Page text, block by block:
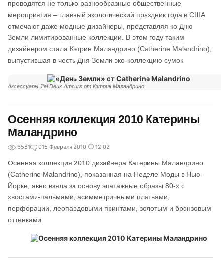
проводятся не только разнообразные общественные
мероприятия – главный экологический праздник года в США
отмечают даже модные дизайнеры, представляя ко Дню
Земли лимитированные коллекции. В этом году таким
дизайнером стала Кэтрин Маландрино (Catherine Malandrino),
выпустившая в честь Дня Земли эко-коллекцию сумок.
Аксессуары J’ai Deux Amours от Кэтрин Маландрино
Осенняя коллекция 2010 Катерины
Маландрино
6581 015 Февраля 2010 12:02
Осенняя коллекция 2010 дизайнера Катерины Маландрино
(Catherine Malandrino), показанная на Неделе Моды в Нью-
Йорке, явно взяла за основу эпатажные образы 80-х с
хвостами-пальмами, асимметричными платьями,
перфорации, леопардовыми принтами, золотым и бронзовым
оттенками.